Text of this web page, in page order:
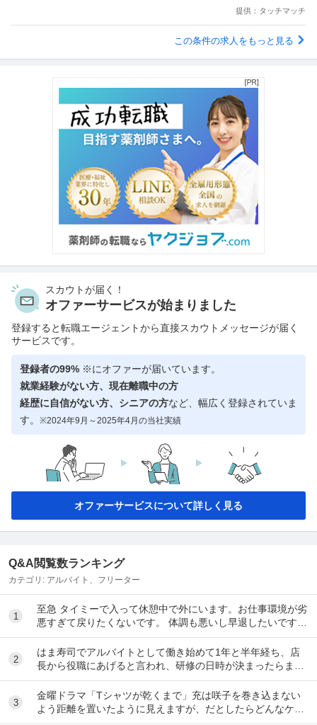
提供：タッチマッチ
この条件の求人をもっと見る
スカウトが届く！
オファーサービスが始まりました
登録すると転職エージェントから直接スカウトメッセージが届く
サービスです。
登録者の99% ※にオファーが届いています。
就業経験がない方、現在離職中の方
経歴に自信がない方、シニアの方など、幅広く登録されていま
す。 ※2024年9月～2025年4月の当社実績
オファーサービスについて詳しく見る
Q&A閲覧数ランキング
カテゴリ: アルバイト、フリーター
1
至急 タイミーで入って休憩中で外にいます。お仕事環境が劣
悪すぎて戻りたくないです。 体調も悪いし早退したいです。
電話したのですが通話中で一生繋がらなくて...
2
はま寿司でアルバイトとして働き始めて1年と半年経ち、店
長から役職にあげると言われ、研修の日時が決まったらまた
伝えると言われて1ヶ月が経ちました。 自分は心...
3
金曜ドラマ「Tシャツが乾くまで」充は咲子を巻き込まない
よう距離を置いたように見えますが、だとしたらどんなケー
スが考えられますか？ ①大恩人を一人で養わな...